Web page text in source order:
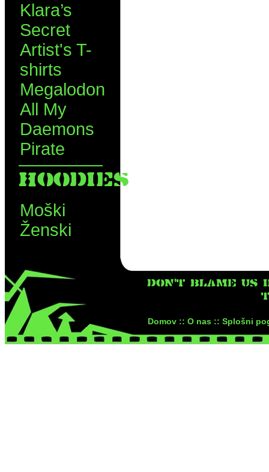
Klara’s
Secret
Artist's T-
shirts
Megalodon
All My
Daemons
Pirate
HOODIES
Moški
Ženski
DON'T BLAME US
Domov :: O nas :: Splošni